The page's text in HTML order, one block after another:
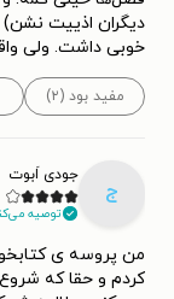
دیگران اذییت
خوبی داشت. ولی
مفید بود (۲)
ج
جودی اَبوت
توصیه
من پروسه ی
کردم و حقا که